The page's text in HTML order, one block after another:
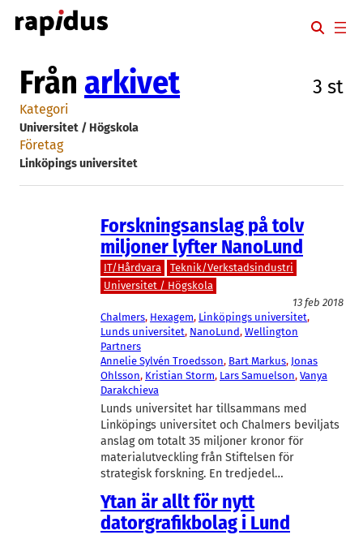
Hoppa
till
Från arkivet 3 st
Kategori
Universitet / Högskola
Företag
Linköpings universitet
Forskningsanslag på tolv
miljoner lyfter NanoLund
IT/Hårdvara
Teknik/Verkstadsindustri
Universitet / Högskola
13 feb 2018
Chalmers, Hexagem, Linköpings universitet
Lunds universitet, NanoLund, Wellington
Partners
Annelie Sylvén Troedsson, Bart Markus, Jonas
Ohlsson, Kristian Storm, Lars Samuelson, Vanya
Darakchieva
Lunds universitet har tillsammans med
Linköpings universitet och Chalmers beviljats
anslag om totalt 35 miljoner kronor för
materialutveckling från Stiftelsen för
strategisk forskning. En tredjedel…
Ytan är allt för nytt
datorgrafikbolag i Lund